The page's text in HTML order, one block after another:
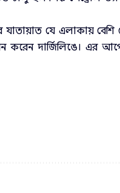
যে এলাকায় বেশি
করেন দার্জিলিঙে। এর